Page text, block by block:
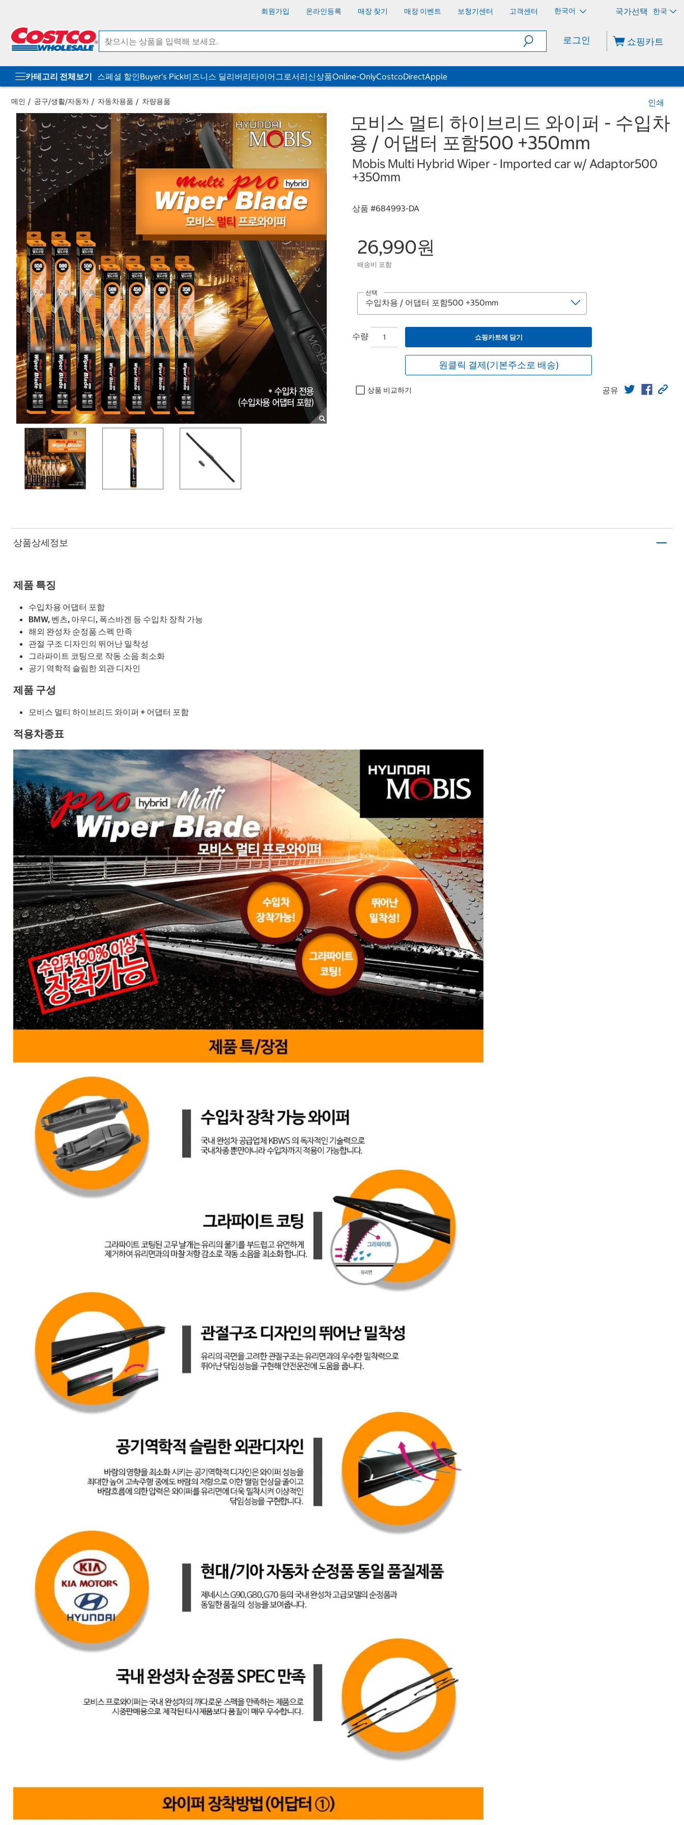
회원가입 온라인등록 매장 찾기 매장 이벤트 보청기센터 고객센터 한국어 한국
로그인 쇼핑카트
카테고리 전체보기 스페셜 할인Buyer's Pick비즈니스 딜리버리타이어그로서리신상품Online-OnlyCostcoDirectApple
메인 공구/생활/자동차 자동차용품 차량용품 인쇄
모비스 멀티 하이브리드 와이퍼 - 수입차
용 / 어댑터 포함500 +350mm
Mobis Multi Hybrid Wiper - Imported car w/ Adaptor500
+350mm
상품 #684993-DA
26,990원
배송비 포함
선택
수량 쇼핑카트에 담기
원클릭 결제(기본주소로 배송)
상품 비교하기 공유
상품상세정보
제품 특징
수입차용 어댑터 포함
BMW, 벤츠, 아우디, 폭스바겐 등 수입차 장착 가능
해외 완성차 순정품 스펙 만족
관절 구조 디자인의 뛰어난 밀착성
그라파이트 코팅으로 작동 소음 최소화
공기 역학적 슬림한 외관 디자인
제품 구성
모비스 멀티 하이브리드 와이퍼 + 어댑터 포함
적용차종표